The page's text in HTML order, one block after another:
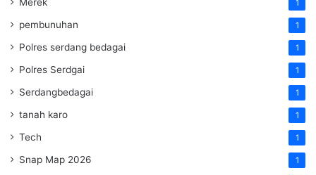
1
pembunuhan 1
Polres serdang bedagai 1
Polres Serdgai 1
Serdangbedagai 1
tanah karo 1
Tech 1
Snap Map 2026 1